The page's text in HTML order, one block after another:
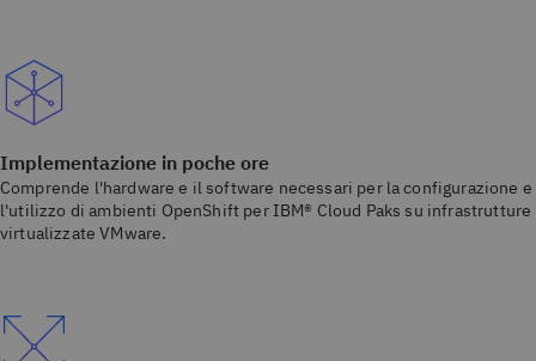
Implementazione in poche ore
Comprende l'hardware e il software necessari per la configurazione e
l'utilizzo di ambienti OpenShift per IBM® Cloud Paks su infrastrutture
virtualizzate VMware.